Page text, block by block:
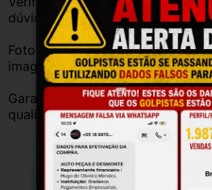
dúvidas no campo de perguntas!
Fotos reais do produto. Peça
imagens.
Garantia válida somente com
qualificado.